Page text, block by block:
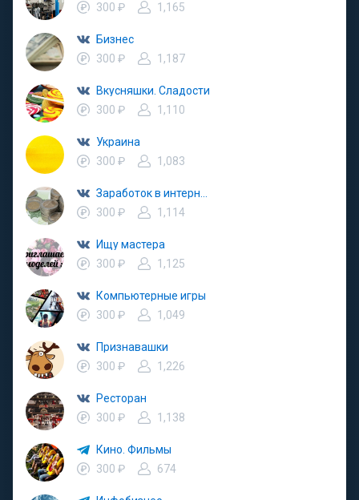
300 ₽
1,165
Бизнес
300 ₽
1,187
Вкусняшки. Сладости
300 ₽
1,110
Украина
300 ₽
1,083
300 ₽
1,114
Ищу мастера
300 ₽
1,125
Компьютерные игры
300 ₽
1,049
Признавашки
300 ₽
1,226
Ресторан
300 ₽
1,138
Кино. Фильмы
300 ₽
674